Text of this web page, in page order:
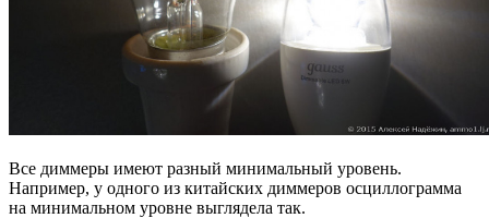
Все диммеры имеют разный минимальный уровень.
Например, у одного из китайских диммеров осциллограмма
на минимальном уровне выглядела так.